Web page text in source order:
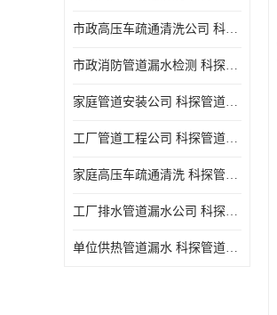
市政高压车疏通清洗公司 科探管道工程 经验丰富
市政消防管道漏水检测 科探管道工程 快速上门
家庭管道安装公司 科探管道工程 团队服务
工厂管道工程公司 科探管道工程 时效快
家庭高压车疏通清洗 科探管道工程 服务周到
工厂排水管道漏水公司 科探管道工程 快速上门
单位供热管道漏水 科探管道工程 设备齐